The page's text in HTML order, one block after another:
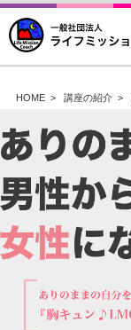
HOME> 講座の紹介>